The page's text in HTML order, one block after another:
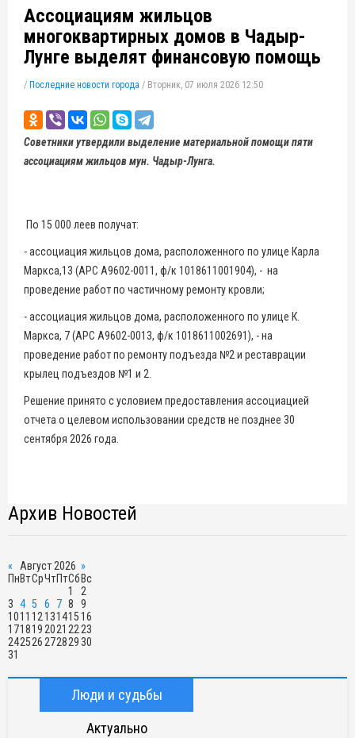
Ассоциациям жильцов
многоквартирных домов в Чадыр-
Лунге выделят финансовую помощь
/ Последние новости города / Вторник, 07 июля 2026 12:50
Советники утвердили выделение материальной помощи пяти
ассоциациям жильцов мун. Чадыр-Лунга.
По 15 000 леев получат:
- ассоциация жильцов дома, расположенного по улице Карла
Маркса,13 (APC А9602-0011, ф/к 1018611001904), - на
проведение работ по частичному ремонту кровли;
- ассоциация жильцов дома, расположенного по улице К.
Маркса, 7 (APC А9602-0013, ф/к 1018611002691), - на
проведение работ по ремонту подъезда №2 и реставрации
крылец подъездов №1 и 2.
Решение принято с условием предоставления ассоциацией
отчета о целевом использовании средств не позднее 30
сентября 2026 года.
Архив Новостей
« Август 2026 »
ПнВтСрЧтПтСб Вс
1
2
3 4 5 6 7 8
9
1011 1213141516
1718192021 2223
24252627282930
31
Люди и судьбы
Актуально